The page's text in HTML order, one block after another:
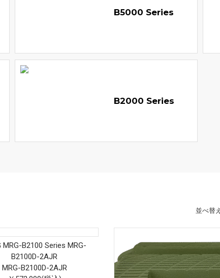
B5000 Series
B2000 Series
並べ替
MRG-B2100 Series MRG-
B2100D-2AJR
MRG-B2100D-2AJR